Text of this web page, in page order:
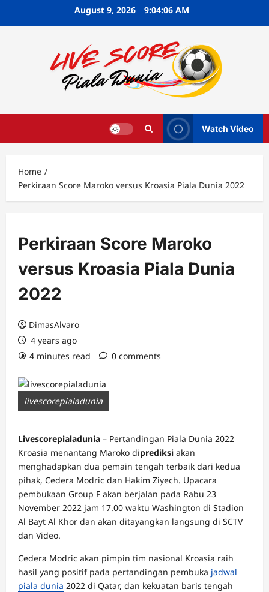
August 9, 2026 9:04:07 AM
Watch Video
Home
Perkiraan Score Maroko versus Kroasia Piala Dunia 2022
Perkiraan Score Maroko
versus Kroasia Piala Dunia
2022
DimasAlvaro
4 years ago
4 minutes read
0 comments
livescorepialadunia
Livescorepialadunia – Pertandingan Piala Dunia 2022
Kroasia menantang Maroko diprediksi akan
menghadapkan dua pemain tengah terbaik dari kedua
pihak, Cedera Modric dan Hakim Ziyech. Upacara
pembukaan Group F akan berjalan pada Rabu 23
November 2022 jam 17.00 waktu Washington di Stadion
Al Bayt Al Khor dan akan ditayangkan langsung di SCTV
dan Video.
Cedera Modric akan pimpin tim nasional Kroasia raih
hasil yang positif pada pertandingan pembuka jadwal
piala dunia 2022 di Qatar, dan kekuatan baris tengah